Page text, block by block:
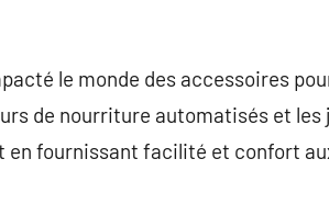
le monde des accessoires
de nourriture automatisés et
en fournissant facilité et confort